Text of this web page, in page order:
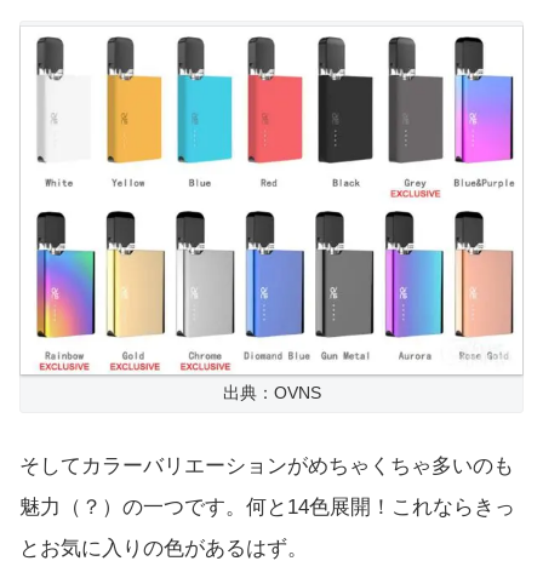
出典：OVNS
そしてカラーバリエーションがめちゃくちゃ多いのも
魅力（？）の一つです。何と14色展開！これならきっ
とお気に入りの色があるはず。